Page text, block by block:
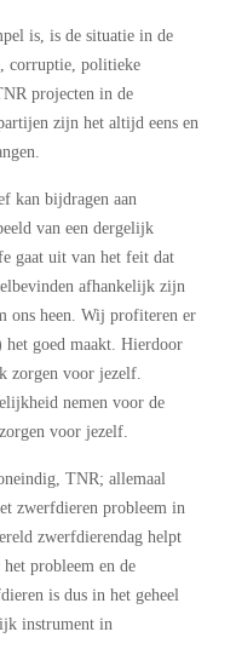
is, is de situatie in de
corruptie, politieke
projecten in de
zijn het altijd eens en
kan bijdragen aan
van een dergelijk
gaat uit van het feit dat
afhankelijk zijn
ons heen. Wij profiteren er
het goed maakt. Hierdoor
zorgen voor jezelf.
nemen voor de
voor jezelf.
TNR; allemaal
zwerfdieren probleem in
zwerfdierendag helpt
probleem en de
is dus in het geheel
instrument in